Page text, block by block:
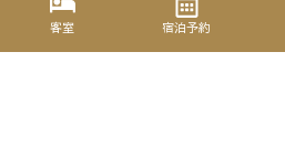
客室 宿泊予約